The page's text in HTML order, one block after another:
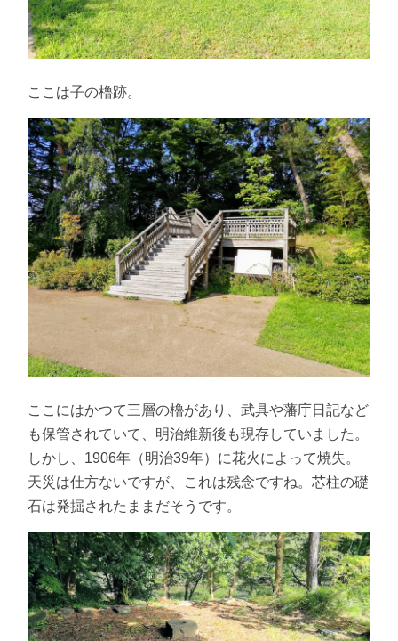
ここは子の櫓跡。
ここにはかつて三層の櫓があり、武具や藩庁日記など
も保管されていて、明治維新後も現存していました。
しかし、1906年（明治39年）に花火によって焼失。
天災は仕方ないですが、これは残念ですね。芯柱の礎
石は発掘されたままだそうです。